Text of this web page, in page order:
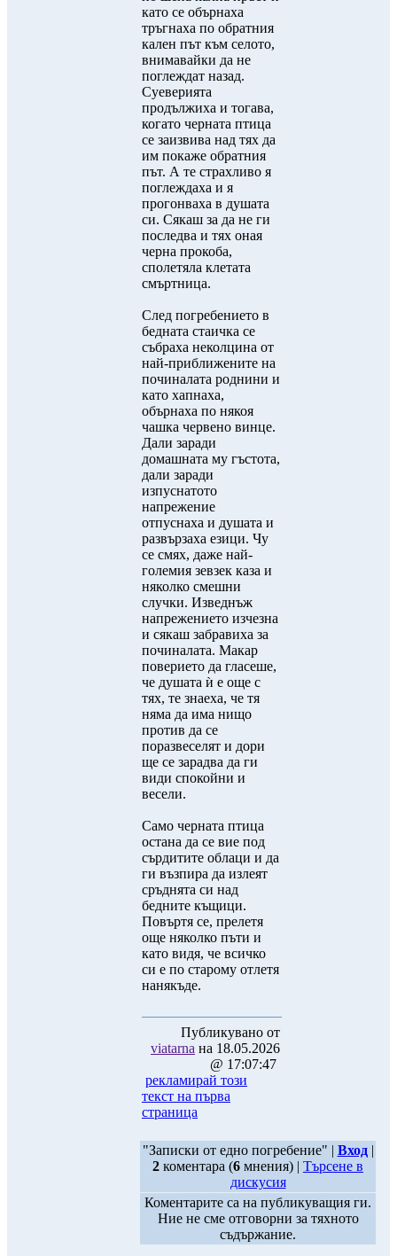
като се обърнаха
тръгнаха по обратния
кален път към селото,
внимавайки да не
поглеждат назад.
Суеверията
продължиха и тогава,
когато черната птица
се заизвива над тях да
им покаже обратния
път. А те страхливо я
поглеждаха и я
прогонваха в душата
си. Сякаш за да не ги
последва и тях оная
черна прокоба,
сполетяла клетата
смъртница.
След погребението в
бедната стаичка се
събраха неколцина от
най-приближените на
починалата роднини и
като хапнаха,
обърнаха по някоя
чашка червено винце.
Дали заради
домашната му гъстота,
дали заради
изпуснатото
напрежение
отпуснаха и душата и
развързаха езици. Чу
се смях, даже най-
големия зевзек каза и
няколко смешни
случки. Изведнъж
напрежението изчезна
и сякаш забравиха за
починалата. Макар
поверието да гласеше,
че душата ѝ е още с
тях, те знаеха, че тя
няма да има нищо
против да се
поразвеселят и дори
ще се зарадва да ги
види спокойни и
весели.
Само черната птица
остана да се вие под
сърдитите облаци и да
ги възпира да излеят
сръднята си над
бедните къщици.
Повъртя се, прелетя
още няколко пъти и
като видя, че всичко
си е по старому отлетя
нанякъде.
Публикувано от
viatarna на 18.05.2026
@ 17:07:47
рекламирай този
текст на първа
страница
"Записки от едно погребение" | Вход|
2 коментара (6 мнения) | Търсене в
дискусия
Коментарите са на публикуващия ги.
Ние не сме отговорни за тяхното
съдържание.